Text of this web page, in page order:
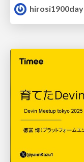
hirosi1900day